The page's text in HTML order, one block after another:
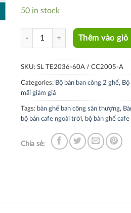
50 in stock
SL TE2036-60A / CC2005-A
Thêm vào giỏ
SKU: SL TE2036-60A / CC2005-A
Categories: Bộ bàn ban công 2 ghế,
mãi giảm giá
Tags: bàn ghế ban công sân thượng,
bộ bàn cafe ngoài trời, bộ bàn ghế cafe
Chia sẻ: